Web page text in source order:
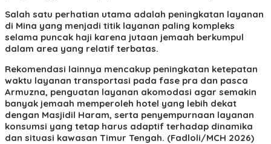
Salah satu perhatian utama adalah peningkatan layanan
di Mina yang menjadi titik layanan paling kompleks
selama puncak haji karena jutaan jemaah berkumpul
dalam area yang relatif terbatas.
Rekomendasi lainnya mencakup peningkatan ketepatan
waktu layanan transportasi pada fase pra dan pasca
Armuzna, penguatan layanan akomodasi agar semakin
banyak jemaah memperoleh hotel yang lebih dekat
dengan Masjidil Haram, serta penyempurnaan layanan
konsumsi yang tetap harus adaptif terhadap dinamika
dan situasi kawasan Timur Tengah. (Fadloli/MCH 2026)